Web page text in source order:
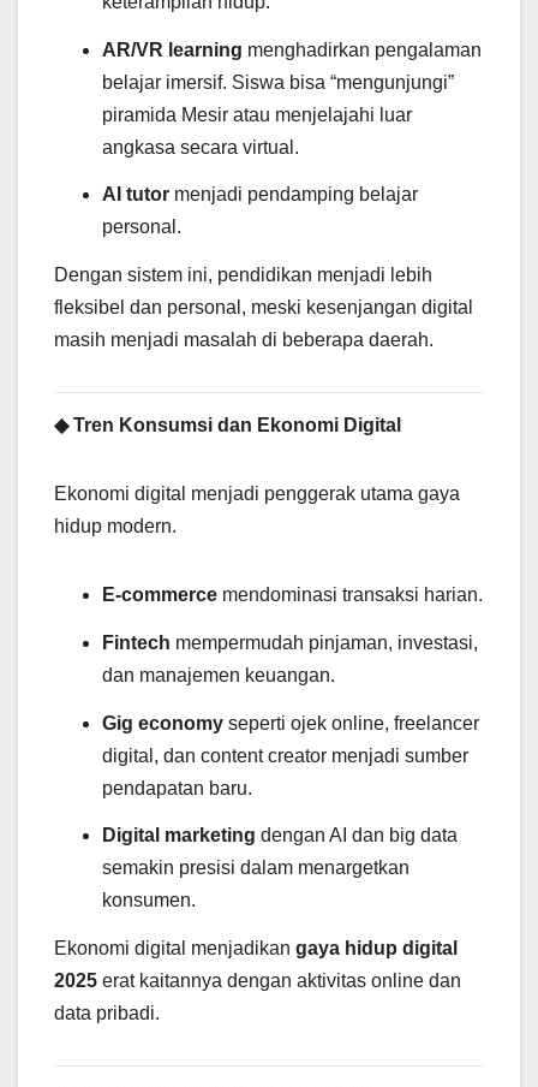
AR/VR learning menghadirkan pengalaman
belajar imersif. Siswa bisa “mengunjungi”
piramida Mesir atau menjelajahi luar
angkasa secara virtual.
AI tutor menjadi pendamping belajar
personal.
Dengan sistem ini, pendidikan menjadi lebih
fleksibel dan personal, meski kesenjangan digital
masih menjadi masalah di beberapa daerah.
◆ Tren Konsumsi dan Ekonomi Digital
Ekonomi digital menjadi penggerak utama gaya
hidup modern.
E-commerce mendominasi transaksi harian.
Fintech mempermudah pinjaman, investasi,
dan manajemen keuangan.
Gig economy seperti ojek online, freelancer
digital, dan content creator menjadi sumber
pendapatan baru.
Digital marketing dengan AI dan big data
semakin presisi dalam menargetkan
konsumen.
Ekonomi digital menjadikan gaya hidup digital
2025 erat kaitannya dengan aktivitas online dan
data pribadi.